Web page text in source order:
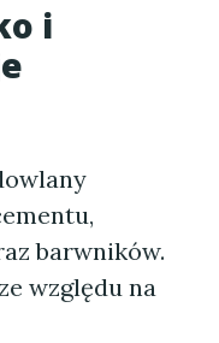
i
barwników.
względu na